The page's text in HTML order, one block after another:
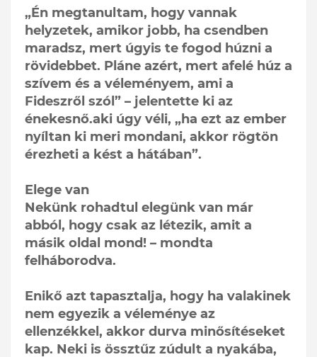
„Én megtanultam, hogy vannak
helyzetek, amikor jobb, ha csendben
maradsz, mert úgyis te fogod húzni a
rövidebbet. Pláne azért, mert afelé húz a
szívem és a véleményem, ami a
Fideszről szól” – jelentette ki az
énekesnő.aki úgy véli, „ha ezt az ember
nyíltan ki meri mondani, akkor rögtön
érezheti a kést a hátában”.
Elege van
Nekünk rohadtul elegünk van már
abból, hogy csak az létezik, amit a
másik oldal mond! – mondta
felháborodva.
Enikő azt tapasztalja, hogy ha valakinek
nem egyezik a véleménye az
ellenzékkel, akkor durva minősítéseket
kap. Neki is össztűz zúdult a nyakába,